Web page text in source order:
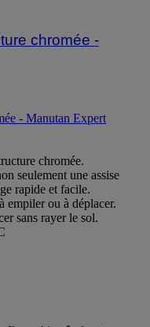
chromée -
- Manutan Expert
chromée.
seulement une assise
rapide et facile.
empiler ou à déplacer.
sans rayer le sol.